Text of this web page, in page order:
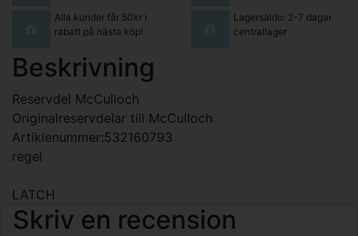
Alla kunder får 50kr i
rabatt på nästa köp!
Lagersaldo: 2-7 dagar
centrallager
Beskrivning
Reservdel McCulloch
Originalreservdelar till McCulloch
Artiklenummer:532160793
regel
LATCH
Skriv en recension